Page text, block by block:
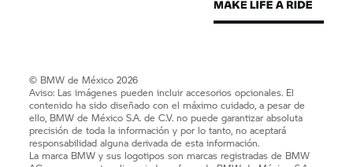
© BMW de México 2026
Aviso: Las imágenes pueden incluir accesorios opcionales. El
contenido ha sido diseñado con el máximo cuidado, a pesar de
ello, BMW de México S.A. de C.V. no puede garantizar absoluta
precisión de toda la información y por lo tanto, no aceptará
responsabilidad alguna derivada de esta información.
La marca BMW y sus logotipos son marcas registradas de BMW